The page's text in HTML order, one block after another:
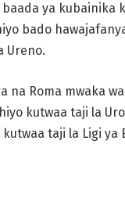
ya kubainika
bado
Ureno.
na Roma mwaka wa
kutwaa taji la
taji la Ligi ya